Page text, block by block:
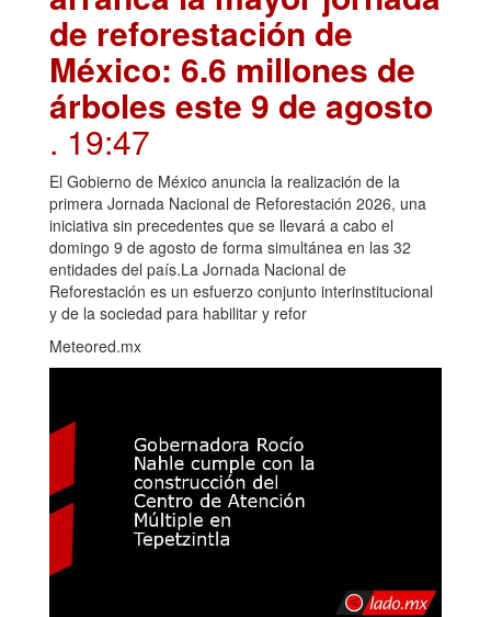
de reforestación de
México: 6.6 millones de
árboles este 9 de agosto
. 19:47
El Gobierno de México anuncia la realización de la
primera Jornada Nacional de Reforestación 2026, una
iniciativa sin precedentes que se llevará a cabo el
domingo 9 de agosto de forma simultánea en las 32
entidades del país.La Jornada Nacional de
Reforestación es un esfuerzo conjunto interinstitucional
y de la sociedad para habilitar y refor
Meteored.mx